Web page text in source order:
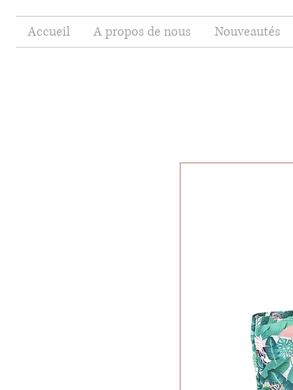
Accueil A propos de nous Nouveautés